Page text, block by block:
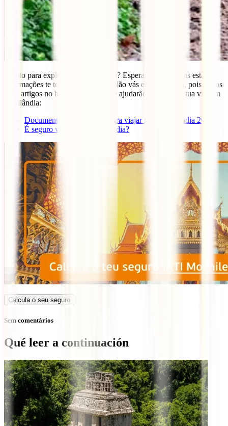
Pronto para explorar Kanchanaburi? Esperamos que todas estas
informações te tenham sido úteis. Não vás embora ainda, pois temos
mais artigos no blog da IATI que te ajudarão a planear a tua viagem
à Tailândia:
Documentos e Requisitos para viajar para a Tailândia 2024
É seguro viajar para a Tailândia?
Calcula o seu seguro
Sem comentários
Qué leer a continuación